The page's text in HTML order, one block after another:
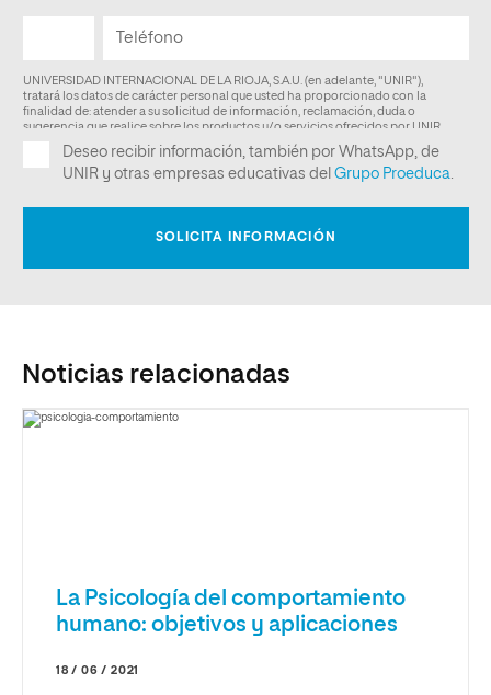
Noticias relacionadas
La Psicología del comportamiento
humano: objetivos y aplicaciones
18 / 06 / 2021